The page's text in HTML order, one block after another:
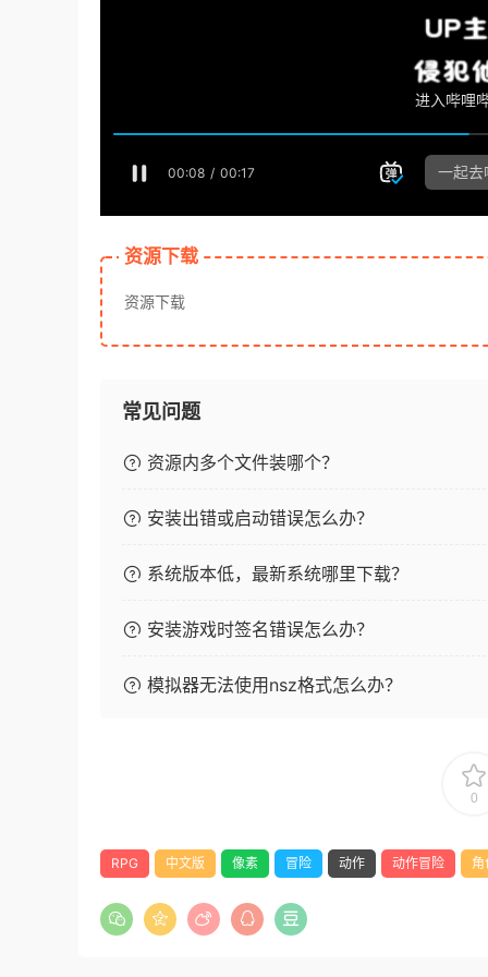
资源下载
资源下载
常见问题
资源内多个文件装哪个？
安装出错或启动错误怎么办？
系统版本低，最新系统哪里下载？
安装游戏时签名错误怎么办？
模拟器无法使用nsz格式怎么办？
0
RPG 中文版 像素 冒险 动作 动作冒险 角